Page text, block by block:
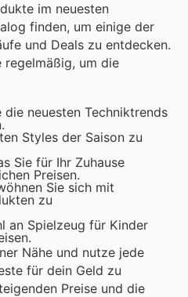
im neuesten
finden, um einige der
und Deals zu entdecken.
regelmäßig, um die
neuesten Techniktrends
Styles der Saison zu
Sie für Ihr Zuhause
Preisen.
Sie sich mit
zu
an Spielzeug für Kinder
Nähe und nutze jede
für dein Geld zu
Preise und die